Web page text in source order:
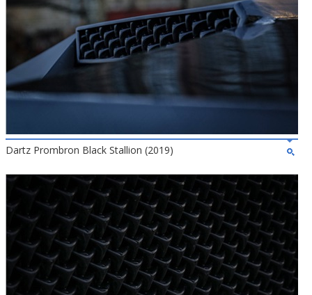
Dartz Prombron Black Stallion (2019)